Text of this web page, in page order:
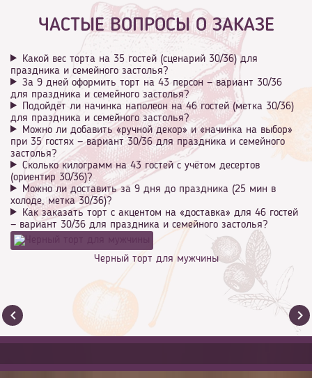
ЧАСТЫЕ ВОПРОСЫ О ЗАКАЗЕ
Какой вес торта на 35 гостей (сценарий 30/36) для
праздника и семейного застолья?
За 9 дней оформить торт на 43 персон — вариант 30/36
для праздника и семейного застолья?
Подойдёт ли начинка наполеон на 46 гостей (метка 30/36)
для праздника и семейного застолья?
Можно ли добавить «ручной декор» и «начинка на выбор»
при 35 гостях — вариант 30/36 для праздника и семейного
застолья?
Сколько килограмм на 43 гостей с учётом десертов
(ориентир 30/36)?
Можно ли доставить за 9 дня до праздника (25 мин в
холоде, метка 30/36)?
Как заказать торт с акцентом на «доставка» для 46 гостей
— вариант 30/36 для праздника и семейного застолья?
Черный торт для мужчины